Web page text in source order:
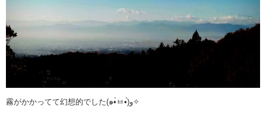
霧がかかってて幻想的でした(๑•̀ㅂ•́)و✧